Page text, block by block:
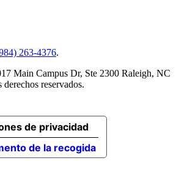
263-4376.
Main Campus Dr, Ste 2300 Raleigh, NC
reservados.
de la recogida
de privacidad